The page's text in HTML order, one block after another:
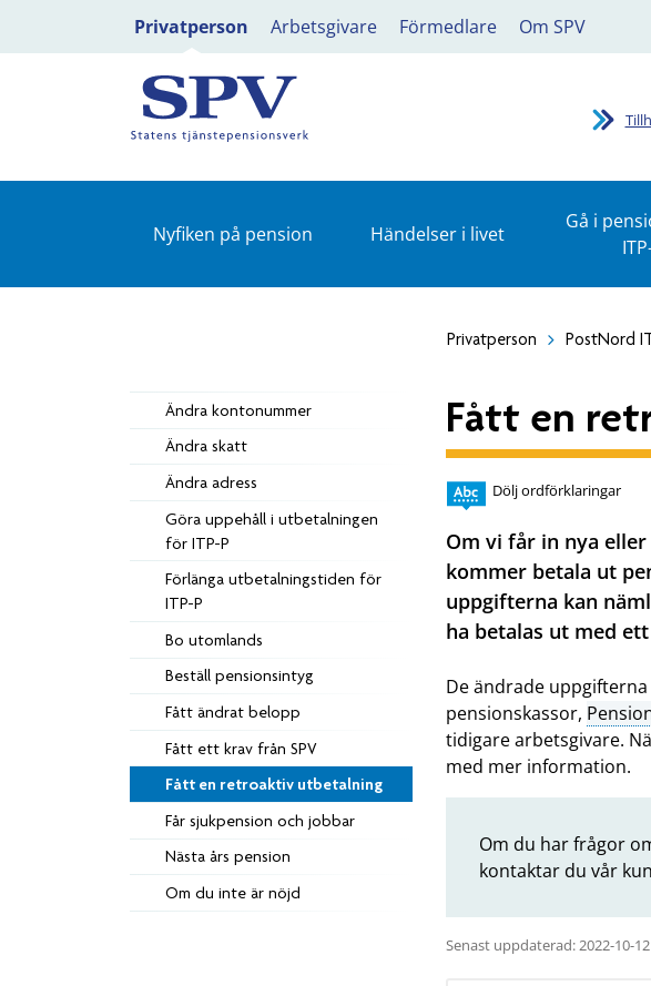
Privatperson Arbetsgivare Förmedlare Om SPV
Nyfiken på pension Händelser i livet
Gå i
Privatperson PostNord
Ändra kontonummer
Ändra skatt
Ändra adress
Göra uppehåll i utbetalningen
för ITP-P
Förlänga utbetalningstiden för
ITP-P
Bo utomlands
Beställ pensionsintyg
Fått ändrat belopp
Fått ett krav från SPV
Fått en retroaktiv utbetalning
Får sjukpension och jobbar
Nästa års pension
Om du inte är nöjd
Fått en
Dölj ordförklaringar
Om vi får in nya
kommer betala ut
uppgifterna kan
ha betalas ut med
De ändrade
pensionskassor,
tidigare arbetsgivare.
med mer information.
Om du har frågor
kontaktar du vår
Senast uppdaterad: 2022-10-12